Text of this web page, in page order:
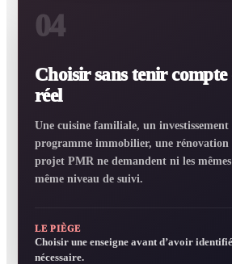
04
Choisir sans tenir
réel
Une cuisine familiale, un
programme immobilier, une rénovation
projet PMR ne demandent ni les
même niveau de suivi.
LE PIÈGE
Choisir une enseigne avant d’avoir
nécessaire.